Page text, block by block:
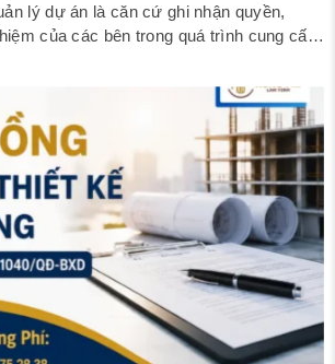
lý dự án là căn cứ ghi nhận quyền,
của các bên trong quá trình cung cấp
chặt chẽ và phù hợp với quy định